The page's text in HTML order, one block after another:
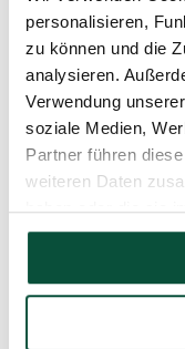
personalisieren,
zu können und die
analysieren.
Verwendung
soziale Medien,
Partner führen
weiteren Daten
haben oder die sie
gesammelt haben.
Effekte 8 Effekte
Timer 6h/18h
Länge 16m
Anzahl der
Farbe der